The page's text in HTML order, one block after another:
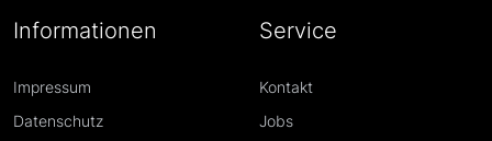
Informationen
Impressum
Datenschutz
Service
Kontakt
Jobs